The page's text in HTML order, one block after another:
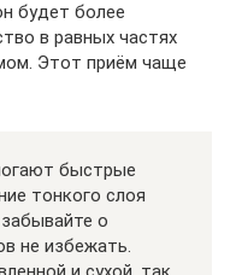
будет более
в равных частях
Этот приём чаще
быстрые
тонкого слоя
о
не избежать.